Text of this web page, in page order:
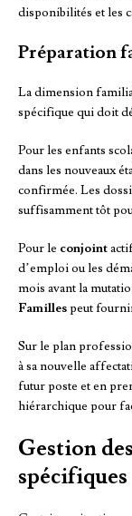
disponibilités et les
Préparation
La dimension
spécifique qui doit
Pour les enfants
dans les nouveaux
confirmée. Les
suffisamment tôt
Pour le conjoint
d’emploi ou les
mois avant la
Famillespeut
Sur le plan
à sa nouvelle
futur poste et en
hiérarchique pour
Gestion
spécifiques